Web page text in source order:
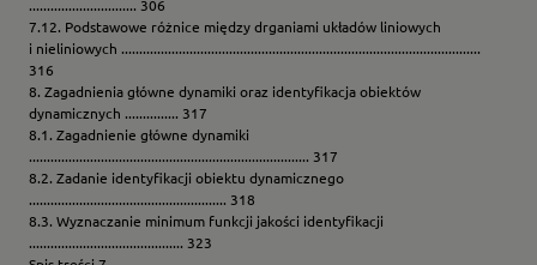
.............................. 306
7.12. Podstawowe różnice między drganiami układów liniowych
i nieliniowych ....................................................................................................
316
8. Zagadnienia główne dynamiki oraz identyfikacja obiektów
dynamicznych ............... 317
8.1. Zagadnienie główne dynamiki
.............................................................................. 317
8.2. Zadanie identyfikacji obiektu dynamicznego
....................................................... 318
8.3. Wyznaczanie minimum funkcji jakości identyfikacji
........................................... 323